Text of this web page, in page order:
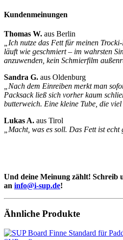
Kundenmeinungen
Thomas W. aus Berlin
„Ich nutze das Fett für meinen
läuft wie geschmiert – im wahrsten
anzuwenden, kein Schmierfilm
Sandra G. aus Oldenburg
„Nach dem Einreiben merkt man
Packsack ließ sich vorher kaum
butterweich. Eine kleine Tube, die
Lukas A. aus Tirol
„Macht, was es soll. Das Fett ist echt
Und deine Meinung zählt! Schreib
an info@i-sup.de!
Ähnliche Produkte